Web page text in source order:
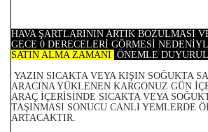
HAVA ŞARTLARININ ARTIK BOZULMASI
GECE 0 DERECELERİ GÖRMESİ
SATIN ALMA ZAMANI ÖNEMLE
YAZIN SICAKTA VEYA KIŞIN SOĞUKTA
ARACINA YÜKLENEN KARGONUZ GÜN
ARAÇ İÇERİSİNDE SICAKTA VEYA
TAŞINMASI SONUCU CANLI YEMLERDE
ARTACAKTIR.